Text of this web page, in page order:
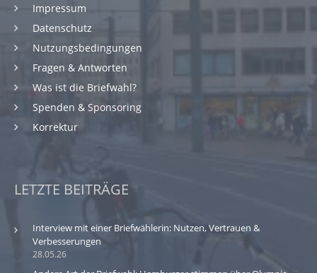
Impressum
Datenschutz
Nutzungsbedingungen
Fragen & Antworten
Was ist die Briefwahl?
Spenden & Sponsoring
Korrektur
LETZTE BEITRÄGE
28.05.26
Interview mit einer Briefwählerin: Nutzen, Vertrauen &
Verbesserungen